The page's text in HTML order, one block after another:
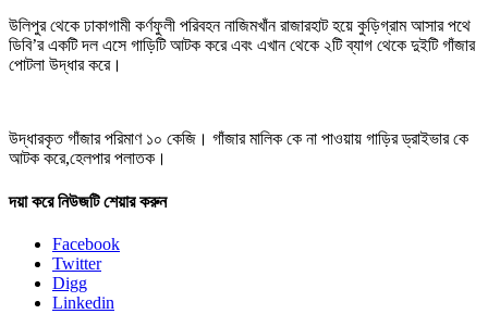
উলিপুর থেকে ঢাকাগামী কর্ণফুলী পরিবহন নাজিমখাঁন রাজারহাট হয়ে কুড়িগ্রাম আসার পথে
ডিবি’র একটি দল এসে গাড়িটি আটক করে এবং এখান থেকে ২টি ব্যাগ থেকে দুইটি গাঁজার
পোটলা উদ্ধার করে।
উদ্ধারকৃত গাঁজার পরিমাণ ১০ কেজি। গাঁজার মালিক কে না পাওয়ায় গাড়ির ড্রাইভার কে
আটক করে,হেলপার পলাতক।
দয়া করে নিউজটি শেয়ার করুন
Facebook
Twitter
Digg
Linkedin